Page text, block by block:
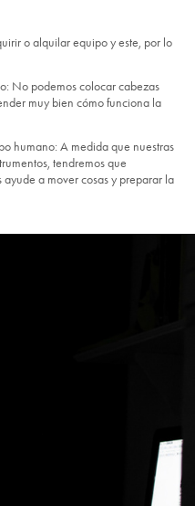
o alquilar equipo y este, por lo
No podemos colocar cabezas
muy bien cómo funciona la
humano: A medida que nuestras
tendremos que
a mover cosas y preparar la